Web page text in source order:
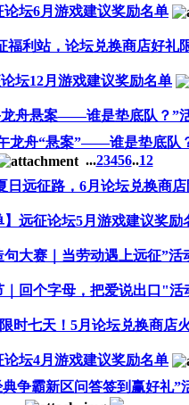
论坛6月游戏建议奖励名单
福利站，论坛兑换商店好礼
论坛12月游戏建议奖励名单
龙舟悬案——谁是垫底队？”
龙舟“悬案”——谁是垫底队
...23456..12
日远征路，6月论坛兑换商
】远征论坛5月游戏建议奖励
句大赛｜当劳动遇上远征”活
｜回个字母，把爱说出口"活
限时七天！5月论坛兑换商店
论坛4月游戏建议奖励名单
典争霸新区问答签到赢好礼”